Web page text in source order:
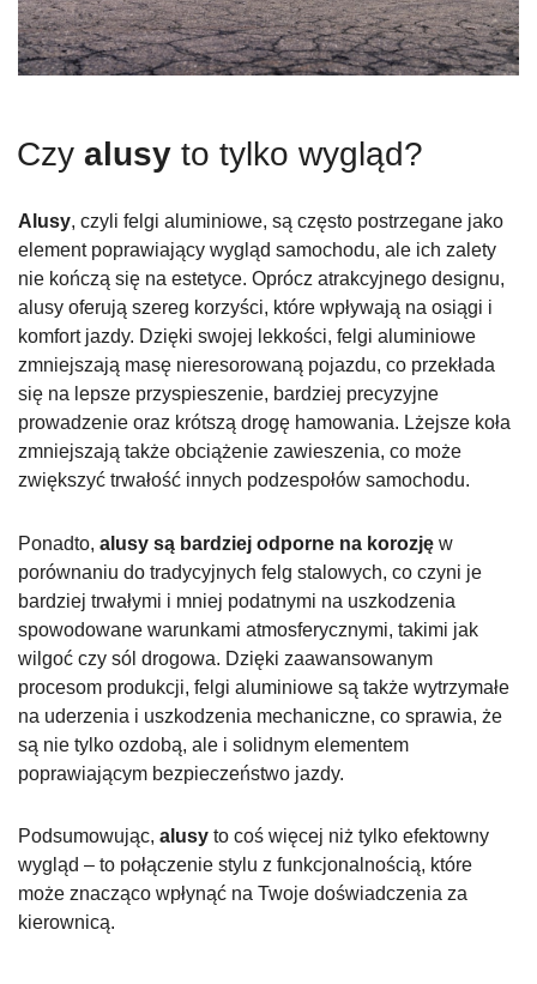
Czy alusy to tylko wygląd?
Alusy, czyli felgi aluminiowe, są często postrzegane jako
element poprawiający wygląd samochodu, ale ich zalety
nie kończą się na estetyce. Oprócz atrakcyjnego designu,
alusy oferują szereg korzyści, które wpływają na osiągi i
komfort jazdy. Dzięki swojej lekkości, felgi aluminiowe
zmniejszają masę nieresorowaną pojazdu, co przekłada
się na lepsze przyspieszenie, bardziej precyzyjne
prowadzenie oraz krótszą drogę hamowania. Lżejsze koła
zmniejszają także obciążenie zawieszenia, co może
zwiększyć trwałość innych podzespołów samochodu.
Ponadto, alusy są bardziej odporne na korozję w
porównaniu do tradycyjnych felg stalowych, co czyni je
bardziej trwałymi i mniej podatnymi na uszkodzenia
spowodowane warunkami atmosferycznymi, takimi jak
wilgoć czy sól drogowa. Dzięki zaawansowanym
procesom produkcji, felgi aluminiowe są także wytrzymałe
na uderzenia i uszkodzenia mechaniczne, co sprawia, że
są nie tylko ozdobą, ale i solidnym elementem
poprawiającym bezpieczeństwo jazdy.
Podsumowując, alusy to coś więcej niż tylko efektowny
wygląd – to połączenie stylu z funkcjonalnością, które
może znacząco wpłynąć na Twoje doświadczenia za
kierownicą.